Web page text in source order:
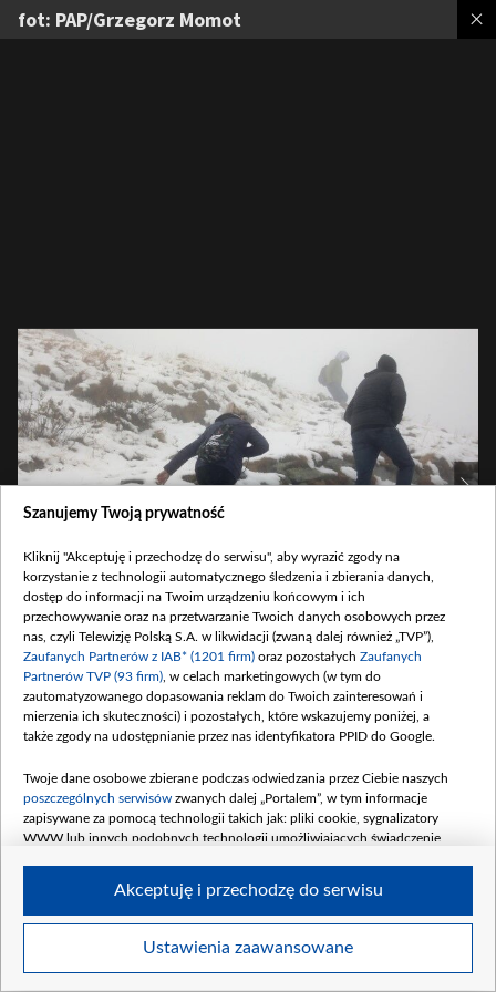
fot: PAP/Grzegorz Momot
fot: PAP/Grzegorz Momot
1
Szczegóły
Szanujemy Twoją prywatność
Kliknij "Akceptuję i przechodzę do serwisu", aby wyrazić zgody na
korzystanie z technologii automatycznego śledzenia i zbierania danych,
dostęp do informacji na Twoim urządzeniu końcowym i ich
przechowywanie oraz na przetwarzanie Twoich danych osobowych przez
nas, czyli Telewizję Polską S.A. w likwidacji (zwaną dalej również „TVP”),
Zaufanych Partnerów z IAB* (1201 firm) oraz pozostałych Zaufanych
Partnerów TVP (93 firm) , w celach marketingowych (w tym do
zautomatyzowanego dopasowania reklam do Twoich zainteresowań i
mierzenia ich skuteczności) i pozostałych, które wskazujemy poniżej, a
także zgody na udostępnianie przez nas identyfikatora PPID do Google.
Twoje dane osobowe zbierane podczas odwiedzania przez Ciebie naszych
poszczególnych serwisów zwanych dalej „Portalem”, w tym informacje
zapisywane za pomocą technologii takich jak: pliki cookie, sygnalizatory
WWW lub innych podobnych technologii umożliwiających świadczenie
Twoje dane osobowe zbierane podczas odwiedzania przez Ciebie
Ustawienia zaawansowane
Akceptuję i przechodzę do serwisu